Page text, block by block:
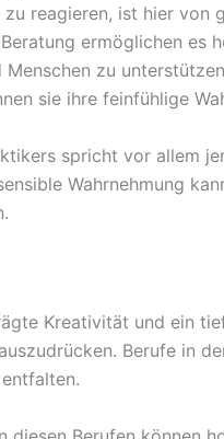
reagieren, ist hier von
ermöglichen es
zu
sie ihre feinfühlige
spricht vor allem
Wahrnehmung
Kreativität und ein
Berufe in